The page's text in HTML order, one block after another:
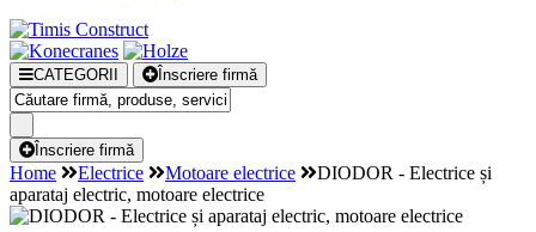
CATEGORII Înscriere firmă
Înscriere firmă
Home Electrice Motoare electrice
DIODOR - Electrice și
aparataj electric, motoare electrice